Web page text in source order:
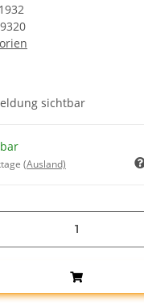
1932
sichtbar
(Ausland)